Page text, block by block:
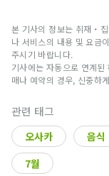
본 기사의 정보는 취재・
나 서비스의 내용 및 요금
주시기 바랍니다.
기사에는 자동으로 연계
매나 예약의 경우, 신중하
관련 태그
오사카 음식
7월